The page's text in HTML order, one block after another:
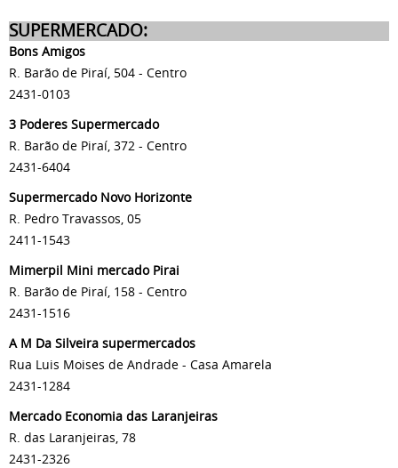
SUPERMERCADO:
Bons Amigos
R. Barão de Piraí, 504 - Centro
2431-0103
3 Poderes Supermercado
R. Barão de Piraí, 372 - Centro
2431-6404
Supermercado Novo Horizonte
R. Pedro Travassos, 05
2411-1543
Mimerpil Mini mercado Pirai
R. Barão de Piraí, 158 - Centro
2431-1516
A M Da Silveira supermercados
Rua Luis Moises de Andrade - Casa Amarela
2431-1284
Mercado Economia das Laranjeiras
R. das Laranjeiras, 78
2431-2326